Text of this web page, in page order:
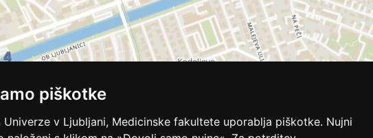
piškotke
Univerze v Ljubljani, Medicinske fakultete uporablja piškotke. Nujni